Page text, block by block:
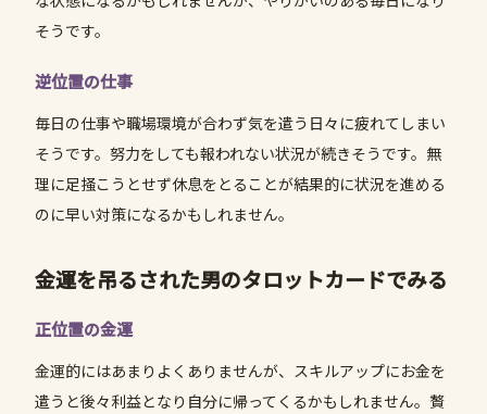
そうです。
逆位置の仕事
毎日の仕事や職場環境が合わず気を遣う日々に疲れてしまい
そうです。努力をしても報われない状況が続きそうです。無
理に足掻こうとせず休息をとることが結果的に状況を進める
のに早い対策になるかもしれません。
金運を吊るされた男のタロットカードでみる
正位置の金運
金運的にはあまりよくありませんが、スキルアップにお金を
遣うと後々利益となり自分に帰ってくるかもしれません。贅